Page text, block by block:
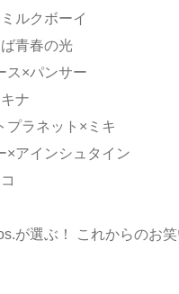
ルクボーイ
青春の光
ス×パンサー
ナ
プラネット×ミキ
×アインシュタイン
が選ぶ！ これからのお